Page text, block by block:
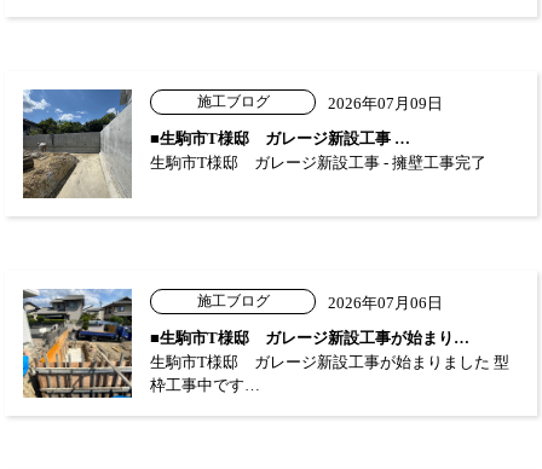
施工ブログ
2026年07月09日
■生駒市T様邸 ガレージ新設工事 …
生駒市T様邸 ガレージ新設工事 - 擁壁工事完了
施工ブログ
2026年07月06日
■生駒市T様邸 ガレージ新設工事が始まり…
生駒市T様邸 ガレージ新設工事が始まりました 型
枠工事中です…